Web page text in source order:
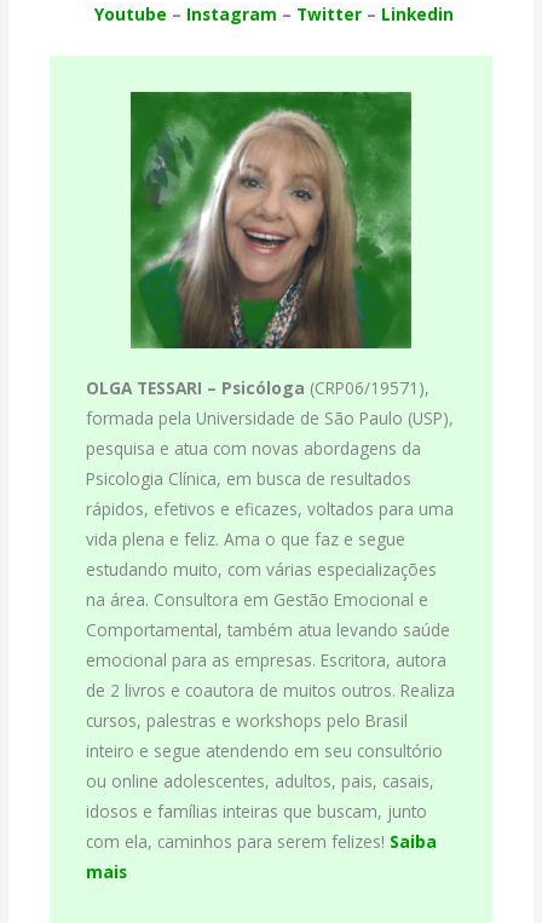
Youtube – Instagram – Twitter– Linkedin
OLGA TESSARI – Psicóloga (CRP06/19571),
formada pela Universidade de São Paulo (USP),
pesquisa e atua com novas abordagens da
Psicologia Clínica, em busca de resultados
rápidos, efetivos e eficazes, voltados para uma
vida plena e feliz. Ama o que faz e segue
estudando muito, com várias especializações
na área. Consultora em Gestão Emocional e
Comportamental, também atua levando saúde
emocional para as empresas. Escritora, autora
de 2 livros e coautora de muitos outros. Realiza
cursos, palestras e workshops pelo Brasil
inteiro e segue atendendo em seu consultório
ou online adolescentes, adultos, pais, casais,
idosos e famílias inteiras que buscam, junto
com ela, caminhos para serem felizes! Saiba
mais